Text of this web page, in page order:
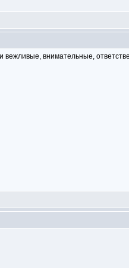
вежливые, внимательные,